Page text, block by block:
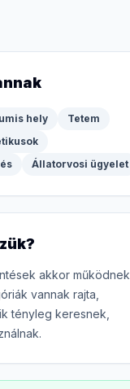
hely
Tetem
Állatorvosi ügyelet
akkor működnek
vannak rajta,
tényleg keresnek,